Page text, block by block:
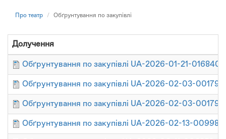
Про театр Обґрунтування по закупівлі
Долучення
Обґрунтування по закупівлі ​UA-2026-01-21-016840-
Обґрунтування по закупівлі UA-2026-02-03-
Обґрунтування по закупівлі UA-2026-02-03-
Обґрунтування по закупівлі UA-2026-02-13-